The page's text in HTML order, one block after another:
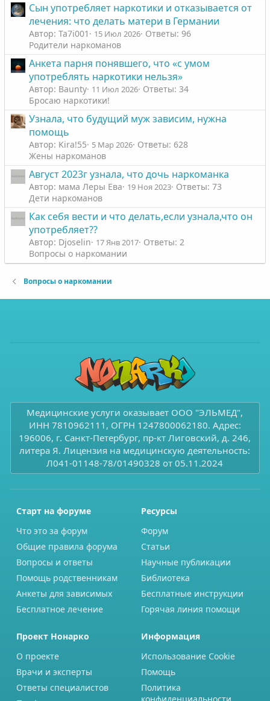
Сын употребляет наркотики и отказывается от
лечения: что делать матери в Германии
Автор: Ta7i001 15 Июл 2026 Ответы: 96
Родители наркоманов
Анкета парня понявшего, что «с умом
употреблять наркотики нельзя»
Автор: Baunty 11 Июл 2026 Ответы: 34
Бросаю наркотики!
Узнала, что будущий муж зависим, нужна
помощь
Автор: Kira!55 5 Мар 2026 Ответы: 628
Жены наркоманов
Август 2023г узнала, что дочь наркоманка
Автор: мама Леры Ева 19 Ноя 2023 Ответы: 73
Дети наркоманов
Как себя вести и что делать,если узнала,что он
употребляет??
Автор: Djoselin 17 Янв 2017 Ответы: 2
Вопросы о наркомании
Вопросы о наркомании
Медицинские услуги оказывает ООО "ЭЛЬМЕД",
ИНН 7810962111, ОГРН 1247800062180. Адрес:
196006, г. Санкт-Петербург, пр-кт Лиговский, д. 246,
литера Я. Лицензия на медицинскую деятельность:
Л041-01148-78/01490328 от 05.11.2024
Старт на форуме
Что это за форум
Общие правила форума
Вопросы и ответы
Помощь родственникам
Анкеты для зависимых
Бесплатное лечение
Ресурсы
Форум
Статьи
Научные публикации
Библиотека
Бесплатные инструкции
Горячая линия помощи
Проект Нонарко
О проекте
Врачи и эксперты
Ответы специалистов
Информация
Использование Cookie
Помощь
Политика